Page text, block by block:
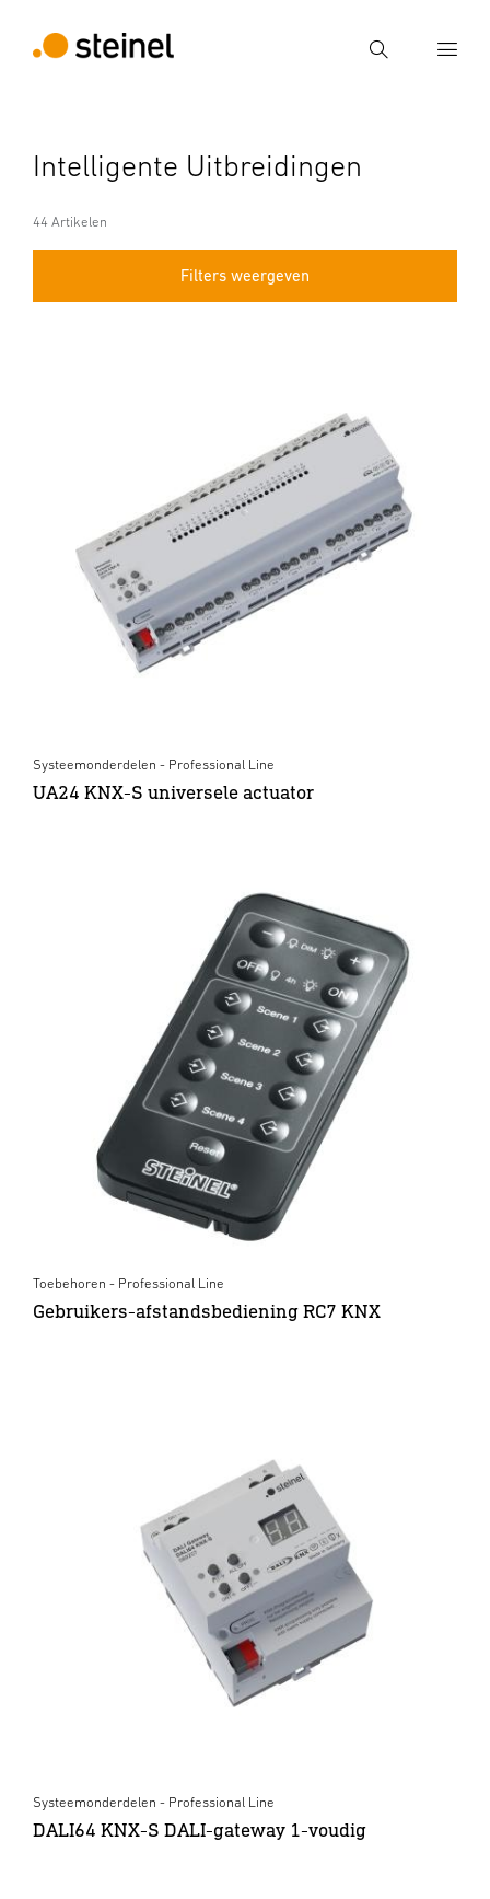
Zoek
Zoek
Intelligente Uitbreidingen
44 Artikelen
Filters weergeven
Systeemonderdelen - Professional Line
UA24 KNX-S universele actuator
Toebehoren - Professional Line
Gebruikers-afstandsbediening RC7 KNX
Systeemonderdelen - Professional Line
DALI64 KNX-S DALI-gateway 1-voudig